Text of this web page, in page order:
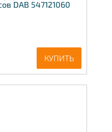
DAB 547121060
КУПИТЬ